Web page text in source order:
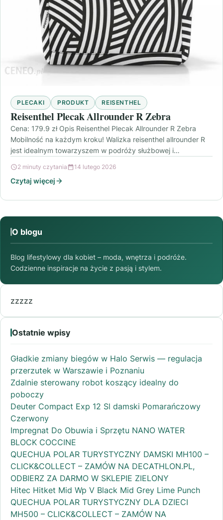
PLECAKI PRODUKT REISENTHEL
Reisenthel Plecak Allrounder R Zebra
Cena: 179.9 zł Opis Reisenthel Plecak Allrounder R Zebra
Mobilność na każdym kroku! Walizka reisenthel allrounder R
jest idealnym towarzyszem w podróży służbowej i…
2 minuty czytania 14 lutego 2026
Czytaj więcej
O blogu
Blog lifestylowy dla kobiet – moda, wnętrza i podróże.
Codzienne inspiracje na życie z pasją i stylem.
zzzzz
Ostatnie wpisy
Gładkie zmiany biegów w Halo Serwis — regulacja
przerzutek w Warszawie i Poznaniu
Zdalnie sterowany robot koszący idealny do
poboczy
Deuter Compact Exp 12 Sl damski Pomarańczowy
Czerwony
Impregnat Do Obuwia i Sprzętu NANO WATER
BLOCK COCCINE
QUECHUA POLAR TURYSTYCZNY DAMSKI MH100 –
CLICK&COLLECT – ZAMÓW NA DECATHLON.PL,
ODBIERZ ZA DARMO W SKLEPIE ZIELONY
Hitec Hitket Mid Wp V Black Mid Grey Lime Punch
QUECHUA POLAR TURYSTYCZNY DLA DZIECI
MH500 – CLICK&COLLECT – ZAMÓW NA